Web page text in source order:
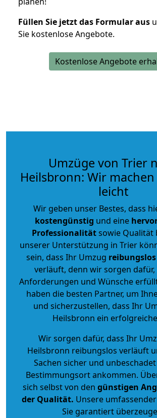
Füllen Sie jetzt das Formular aus
Sie kostenlose Angebote.
Kostenlose Angebote
Umzüge von Trier
Heilsbronn: Wir
leicht
Wir geben unser Bestes, dass
kostengünstig und eine
Professionalitätsowie Qualität
unserer Unterstützung in Trier
sein, dass Ihr Umzug
verläuft, denn wir sorgen dafür,
Anforderungen und Wünsche
haben die besten Partner, um
und sicherzustellen, dass Ihr
Heilsbronn ein
Wir sorgen dafür, dass Ihr
Heilsbronn reibungslos verläuft
Sachen sicher und
Bestimmungsort ankommen.
sich selbst von den günstigen
der Qualität. Unsere
Sie garantiert